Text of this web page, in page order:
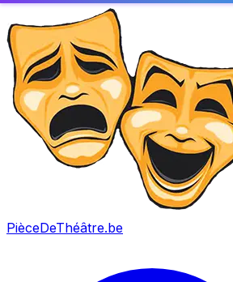
PièceDeThéâtre.be